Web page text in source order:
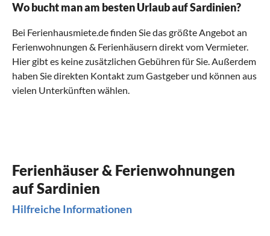
Wo bucht man am besten Urlaub auf Sardinien?
Bei Ferienhausmiete.de finden Sie das größte Angebot an
Ferienwohnungen & Ferienhäusern direkt vom Vermieter.
Hier gibt es keine zusätzlichen Gebühren für Sie. Außerdem
haben Sie direkten Kontakt zum Gastgeber und können aus
vielen Unterkünften wählen.
Ferienhäuser & Ferienwohnungen
auf Sardinien
Hilfreiche Informationen